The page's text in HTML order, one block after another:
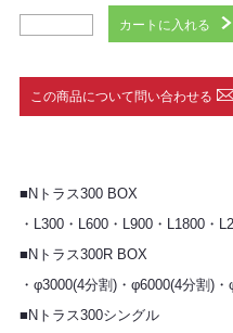
カートに入れる
この商品について問い合わせる
■Nトラス300 BOX
・L300・L600・L900・L1800・
■Nトラス300R BOX
・φ3000(4分割)・φ6000(4分割)
■Nトラス300シングル